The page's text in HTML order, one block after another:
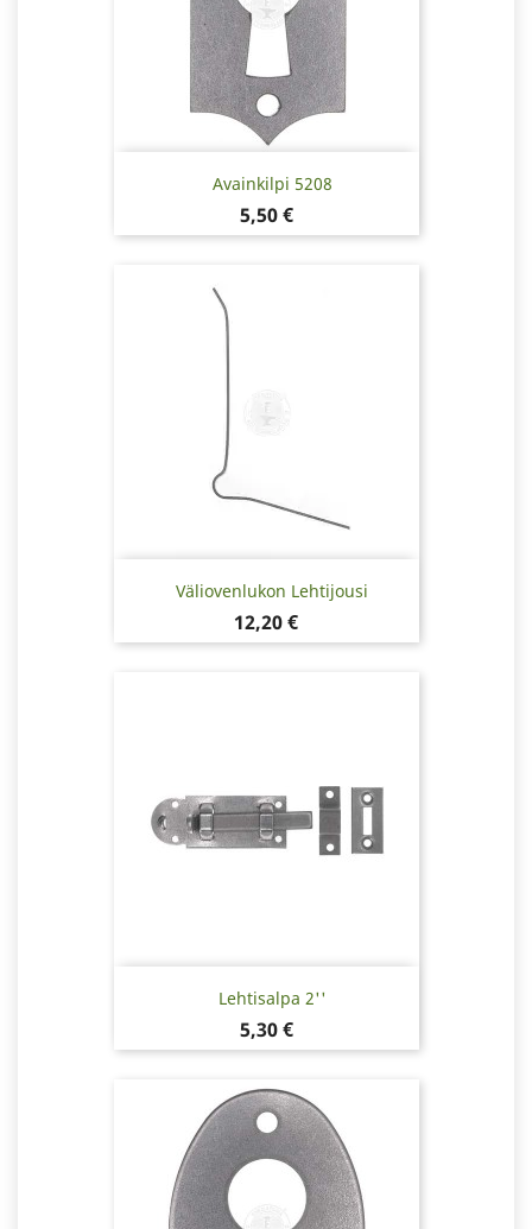
Avainkilpi 5208
Hinta
5,50 €
Väliovenlukon Lehtijousi
Hinta
12,20 €
Lehtisalpa 2''
Hinta
5,30 €